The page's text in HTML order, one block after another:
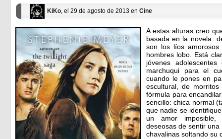
KiKo, el 29 de agosto de 2013 en Cine
A estas alturas creo
basada en la novela
son los líos
hombres lobo. Está
jóvenes
marchuqui para el
cuando le pones en
escultural, de
fórmula para
sencillo: chica normal
que nadie se
un amor imposible,
deseosas de sentir
chavalinas soltando su